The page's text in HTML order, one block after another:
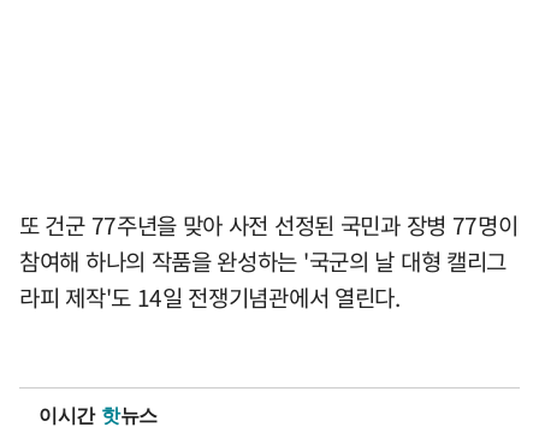
또 건군 77주년을 맞아 사전 선정된 국민과 장병 77명이
참여해 하나의 작품을 완성하는 '국군의 날 대형 캘리그
라피 제작'도 14일 전쟁기념관에서 열린다.
이시간 핫뉴스